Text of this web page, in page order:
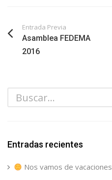
Entrada Previa
Asamblea FEDEMA
2016
Entradas recientes
Nos vamos de vacaciones